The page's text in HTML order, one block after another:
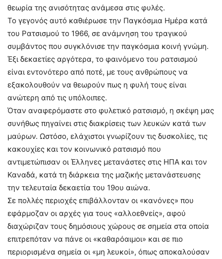
θεωρία της ανισότητας ανάμεσα στις φυλές.
Το γεγονός αυτό καθιέρωσε την Παγκόσμια Ημέρα κατά
του Ρατσισμού το 1966, σε ανάμνηση του τραγικού
συμβάντος που συγκλόνισε την παγκόσμια κοινή γνώμη.
Έξι δεκαετίες αργότερα, το φαινόμενο του ρατσισμού
είναι εντονότερο από ποτέ, με τους ανθρώπους να
εξακολουθούν να θεωρούν πως η φυλή τους είναι
ανώτερη από τις υπόλοιπες.
Όταν αναφερόμαστε στο φυλετικό ρατσισμό, η σκέψη μας
συνήθως πηγαίνει στις διακρίσεις των λευκών κατά των
μαύρων. Ωστόσο, ελάχιστοι γνωρίζουν τις δυσκολίες, τις
κακουχίες και τον κοινωνικό ρατσισμό που
αντιμετώπισαν οι Έλληνες μετανάστες στις ΗΠΑ και τον
Καναδά, κατά τη διάρκεια της μαζικής μετανάστευσης
την τελευταία δεκαετία του 19ου αιώνα.
Σε πολλές περιοχές επιβάλλονταν οι «κανόνες» που
εφάρμοζαν οι αρχές για τους «αλλοεθνείς», αφού
διαχώριζαν τους δημόσιους χώρους σε σημεία στα οποία
επιτρεπόταν να πάνε οι «καθαρόαιμοι» και σε πιο
περιορισμένα σημεία οι «μη λευκοί», όπως αποκαλούσαν